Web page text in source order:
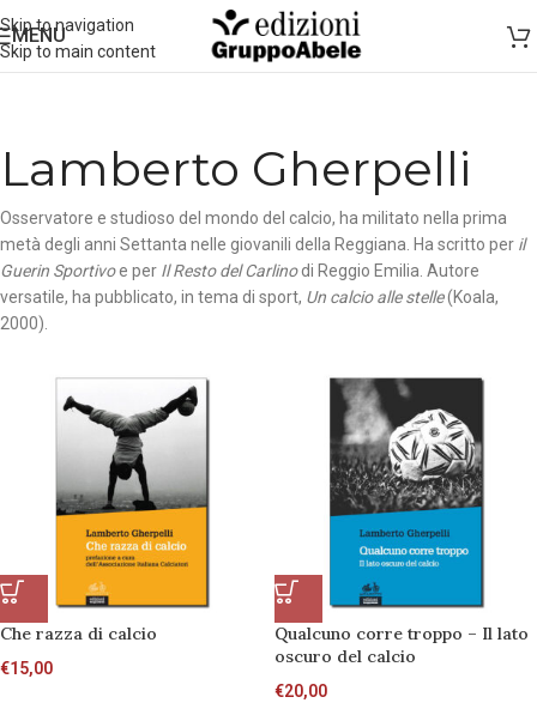
Skip to navigation
Skip to main content
MENU
Lamberto Gherpelli
Osservatore e studioso del mondo del calcio, ha militato nella prima
metà degli anni Settanta nelle giovanili della Reggiana. Ha scritto per il
Guerin Sportivoe per Il Resto del Carlinodi Reggio Emilia. Autore
versatile, ha pubblicato, in tema di sport, Un calcio alle stelle(Koala,
2000).
Che razza di calcio
€15,00
Qualcuno corre troppo – Il lato
oscuro del calcio
€20,00